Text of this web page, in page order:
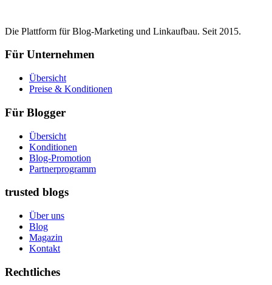
Die Plattform für Blog-Marketing und Linkaufbau. Seit 2015.
Für Unternehmen
Übersicht
Preise & Konditionen
Für Blogger
Übersicht
Konditionen
Blog-Promotion
Partnerprogramm
trusted blogs
Über uns
Blog
Magazin
Kontakt
Rechtliches